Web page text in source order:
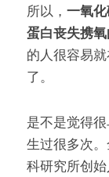
所以， 一氧
蛋白丧失携
的人很容易
了。
是不是觉得
生过很多次
科研究所创始